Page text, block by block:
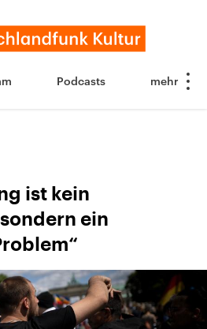
Podcasts
ist kein
ein